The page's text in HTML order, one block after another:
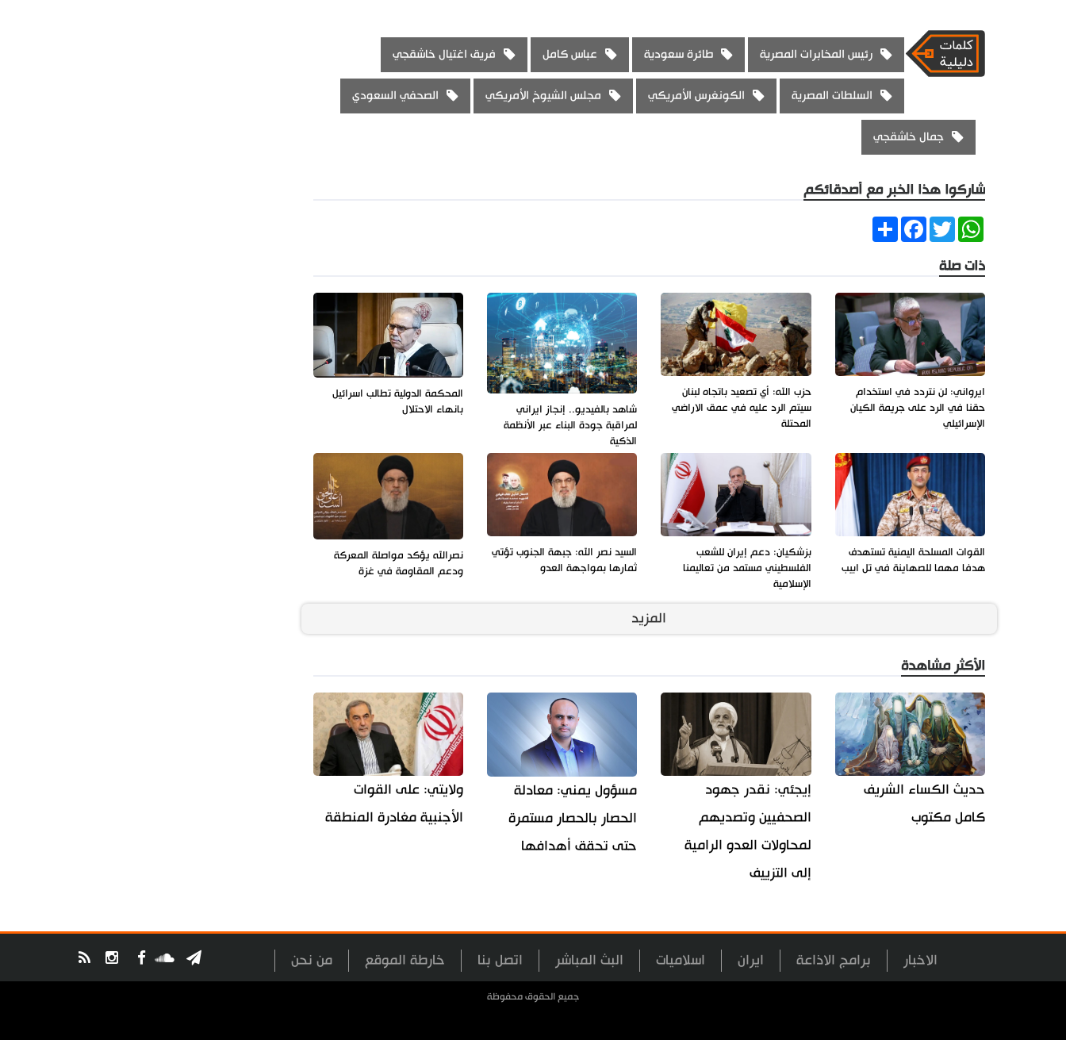
رئيس المخابرات المصرية طائرة سعودية عباس كامل فريق اغتيال خاشقجي
السلطات المصرية الكونغرس الأمريكي مجلس الشيوخ الأمريكي الصحفي السعودي
جمال خاشقجي
شاركوا هذا الخبر مع أصدقائكم
ShareFacebookTwitter
WhatsApp
ذات صلة
ايرواني: لن نتردد في استخدام
حقنا في الرد على جريمة الكيان
الإسرائيلي
حزب الله: أي تصعيد باتجاه لبنان
سيتم الرد عليه في عمق الاراضي
المحتلة
شاهد بالفيديو.. إنجاز ايراني
لمراقبة جودة البناء عبر الأنظمة
الذكية
المحكمة الدولية تطالب اسرائيل
بانهاء الاحتلال
القوات المسلحة اليمنية تستهدف
هدفا مهما للصهاينة في تل ابيب
بزشكيان: دعم إيران للشعب
الفلسطيني مستمد من تعاليمنا
الإسلامية
السيد نصر الله: جبهة الجنوب تؤتي
ثمارها بمواجهة العدو
نصرالله يؤكد مواصلة المعركة
ودعم المقاومة في غزة
المزيد
الأكثر مشاهدة
حديث الكساء الشريف
كامل مكتوب
إيجئي: نقدر جهود
الصحفيين وتصديهم
لمحاولات العدو الرامية
إلى التزييف
مسؤول يمني: معادلة
الحصار بالحصار مستمرة
حتى تحقق أهدافها
ولايتي: على القوات
الأجنبية مغادرة المنطقة
الاخبار برامج الاذاعة ايران اسلاميات البث المباشر اتصل بنا خارطة الموقع من نحن
جميع الحقوق محفوظة